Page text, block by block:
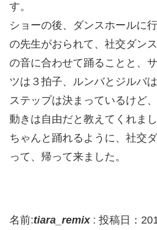
す。
ショーの後、ダンスホールに
の先生がおられて、社交ダン
の音に合わせて踊ることと、
ツは３拍子、ルンバとジルバ
ステップは決まっているけど
動きは自由だと教えてくれまし
ちゃんと踊れるように、社交
って、帰って来ました。
名前:tiara_remix: 投稿日：